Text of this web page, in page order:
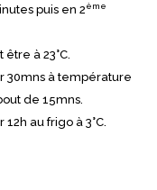
puis en 2ème
à 23°C.
30mns à température
de 15mns.
au frigo à 3°C.